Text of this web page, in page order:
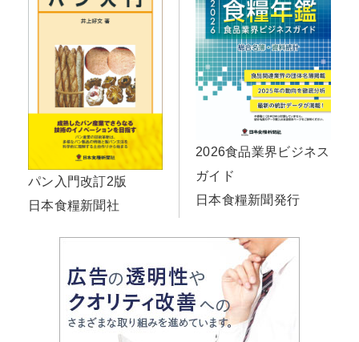
パン入門改訂2版
日本食糧新聞社
2026食品業界ビジネス
ガイド
日本食糧新聞発行